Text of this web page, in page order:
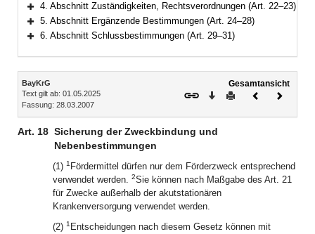
Bereich erweitern
4. Abschnitt Zuständigkeiten, Rechtsverordnungen (Art. 22–23)
Bereich erweitern
5. Abschnitt Ergänzende Bestimmungen (Art. 24–28)
6. Abschnitt Schlussbestimmungen (Art. 29–31)
Inhalt
BayKrG
Text gilt ab: 01.05.2025
Fassung: 28.03.2007
Gesamtansicht
Download
DruckenVorheriges
Art. 18 Sicherung der Zweckbindung und
Nebenbestimmungen
(1) 1 Fördermittel dürfen nur dem Förderzweck entsprechend
verwendet werden. 2Sie können nach Maßgabe des Art. 21
für Zwecke außerhalb der akutstationären
Krankenversorgung verwendet werden.
(2) 1 Entscheidungen nach diesem Gesetz können mit